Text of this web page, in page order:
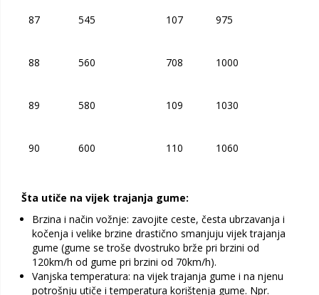
87 545 107 975
88 560 708 1000
89 580 109 1030
90 600 110 1060
Šta utiče na vijek trajanja gume:
Brzina i način vožnje: zavojite ceste, česta ubrzavanja i
kočenja i velike brzine drastično smanjuju vijek trajanja
gume (gume se troše dvostruko brže pri brzini od
120km/h od gume pri brzini od 70km/h).
Vanjska temperatura: na vijek trajanja gume i na njenu
potrošnju utiče i temperatura korištenja gume. Npr.